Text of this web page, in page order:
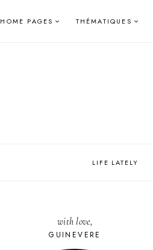
HOME PAGES THÉMATIQUES
LIFE LATELY
with love,
GUINEVERE